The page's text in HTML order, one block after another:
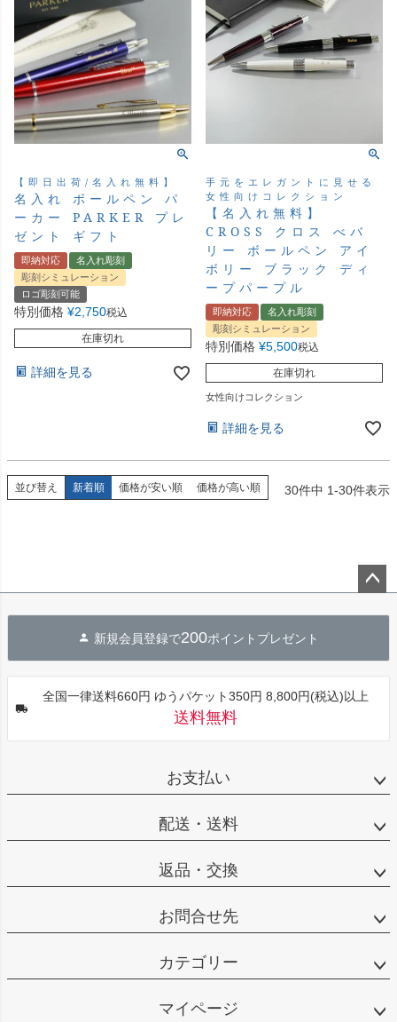
【即日出荷/名入れ無料】
名入れ ボールペン パ
ーカー PARKER プレ
ゼント ギフト
即納対応
名入れ彫刻
彫刻シミュレーション
ロゴ彫刻可能
特別価格 ¥2,750税込
在庫切れ
詳細を見る
手元をエレガントに見せる
女性向けコレクション
【名入れ無料】
CROSS クロス べバ
リー ボールペン アイ
ボリー ブラック ディ
ープパープル
即納対応
名入れ彫刻
彫刻シミュレーション
特別価格 ¥5,500税込
在庫切れ
女性向けコレクション
詳細を見る
並び替え 新着順 価格が安い順 価格が高い順 30件中 1-30件表示
へ
新規会員登録で200ポイントプレゼント
全国一律送料660円 ゆうパケット350円 8,800円(税込)以上
送料無料
お支払い
配送・送料
返品・交換
お問合せ先
カテゴリー
マイページ